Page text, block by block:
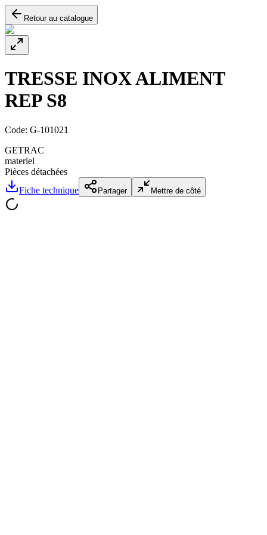
Retour au catalogue
TRESSE INOX ALIMENT
REP S8
Code: G-101021
GETRAC
materiel
Pièces détachées
Fiche technique
Partager Mettre de côté